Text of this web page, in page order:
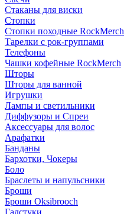
Стаканы для виски
Стопки
Стопки походные RockMerch
Тарелки с рок-группами
Телефоны
Чашки кофейные RockMerch
Шторы
Шторы для ванной
Игрушки
Лампы и светильники
Диффузоры и Спреи
Аксессуары для волос
Арафатки
Банданы
Бархотки, Чокеры
Боло
Браслеты и напульсники
Броши
Броши Oksibrooch
Галстуки